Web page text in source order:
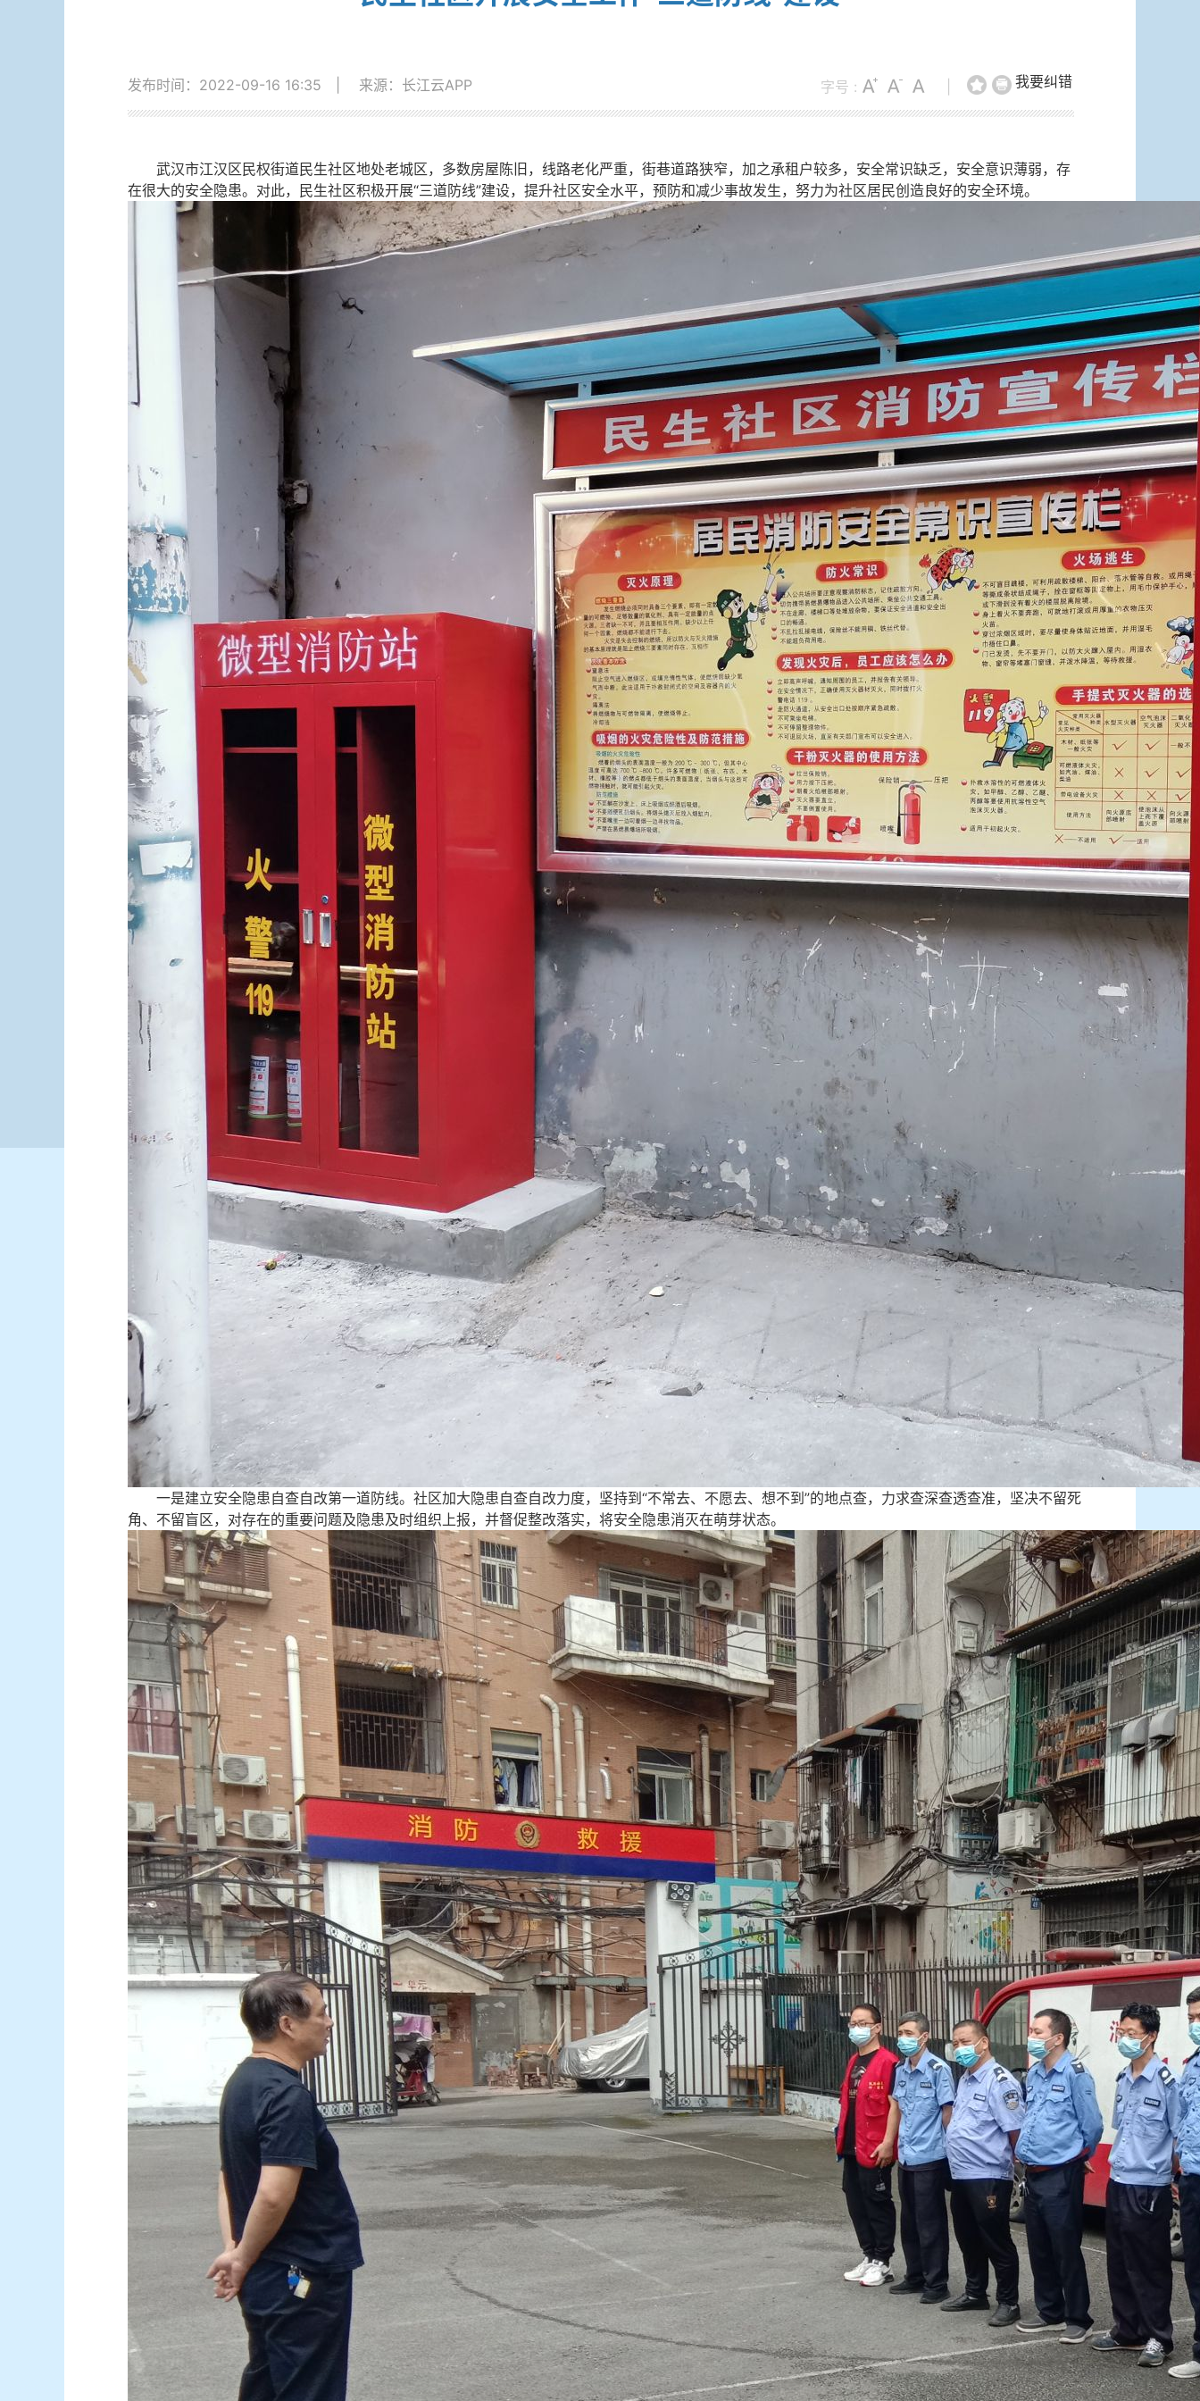
我要纠错
字号 :
发布时间：2022-09-16 16:35 来源：长江云APP
武汉市江汉区民权街道民生社区地处老城区，多数房屋陈旧，线路老化严重，街巷道路狭窄，加之承租户较多，安全常识缺乏，安全意识薄弱，存
在很大的安全隐患。对此，民生社区积极开展“三道防线”建设，提升社区安全水平，预防和减少事故发生，努力为社区居民创造良好的安全环境。
一是建立安全隐患自查自改第一道防线。社区加大隐患自查自改力度，坚持到“不常去、不愿去、想不到”的地点查，力求查深查透查准，坚决不留死
角、不留盲区，对存在的重要问题及隐患及时组织上报，并督促整改落实，将安全隐患消灭在萌芽状态。